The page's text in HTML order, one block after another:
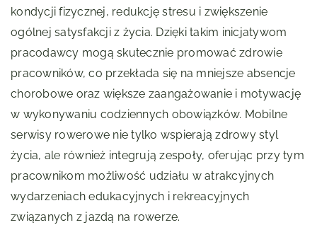
kondycji fizycznej, redukcję stresu i zwiększenie
ogólnej satysfakcji z życia. Dzięki takim inicjatywom
pracodawcy mogą skutecznie promować zdrowie
pracowników, co przekłada się na mniejsze absencje
chorobowe oraz większe zaangażowanie i motywację
w wykonywaniu codziennych obowiązków. Mobilne
serwisy rowerowe nie tylko wspierają zdrowy styl
życia, ale również integrują zespoły, oferując przy tym
pracownikom możliwość udziału w atrakcyjnych
wydarzeniach edukacyjnych i rekreacyjnych
związanych z jazdą na rowerze.